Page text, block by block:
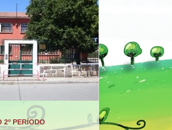
2º PERÍODO